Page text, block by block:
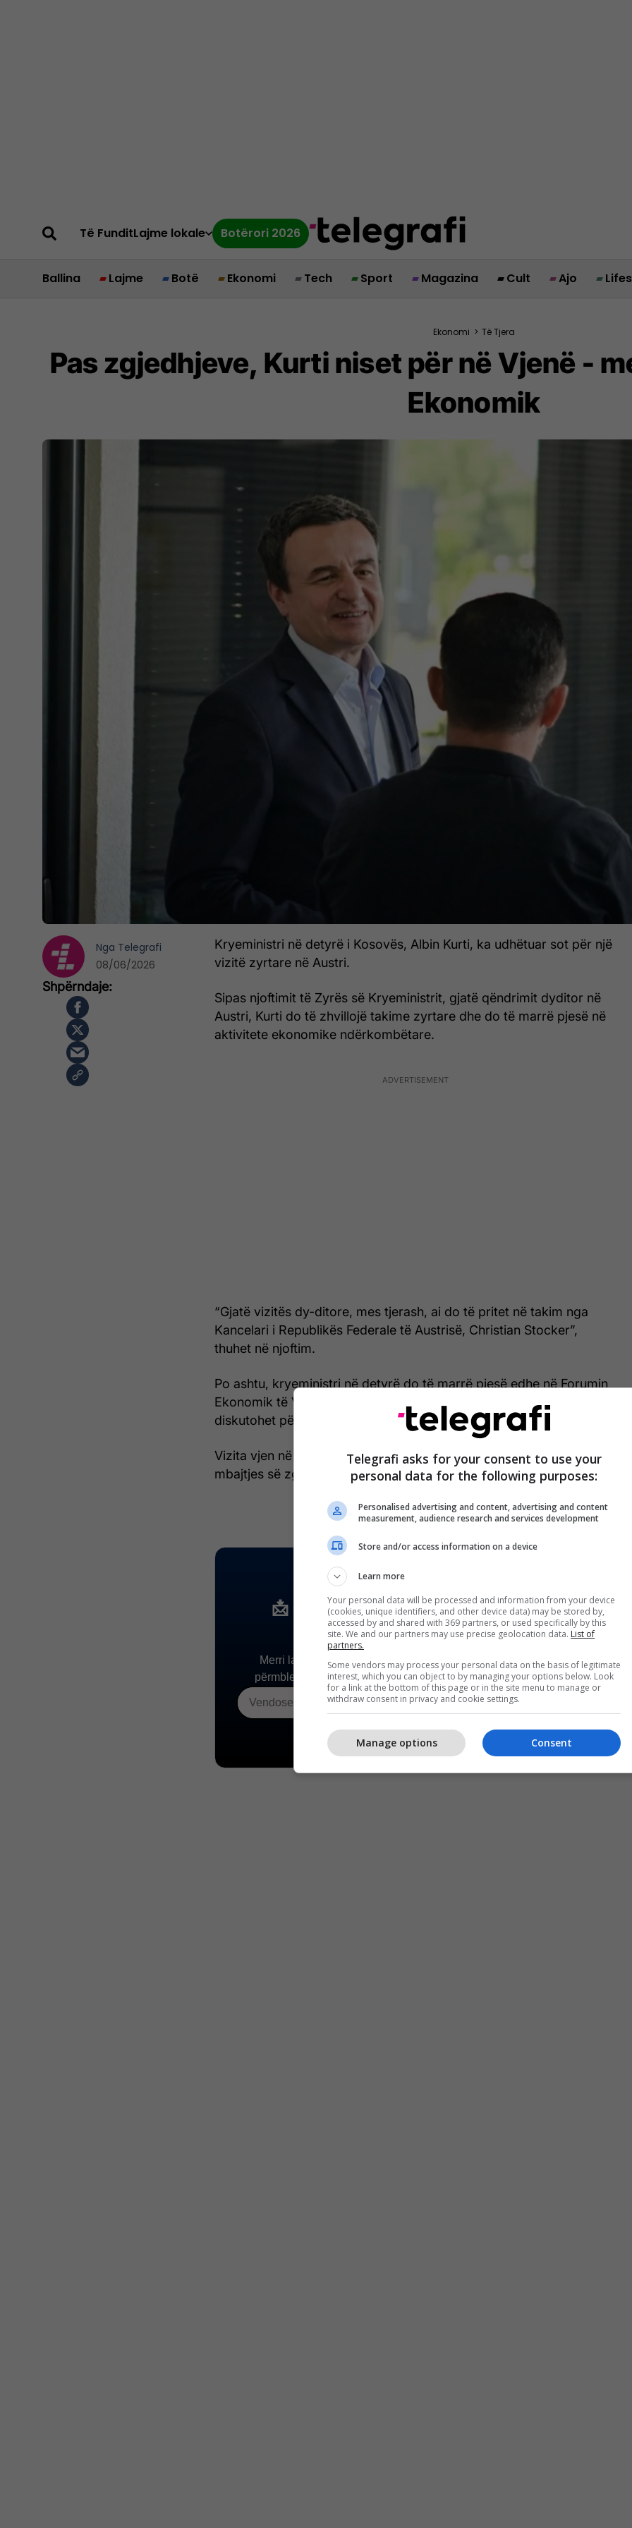
Të FunditLajme lokale Botërori 2026
Ballina Lajme Botë Ekonomi Tech Sport Magazina Cult Ajo
Ekonomi > Të Tjera
Pas zgjedhjeve, Kurti niset për në Vjenë -
Ekonomik
Kryeministri në detyrë i Kosovës, Albin Kurti, ka udhëtuar sot për një
vizitë zyrtare në Austri.
Sipas njoftimit të Zyrës së Kryeministrit, gjatë qëndrimit dyditor në
Austri, Kurti do të zhvillojë takime zyrtare dhe do të marrë pjesë në
aktivitete ekonomike ndërkombëtare.
“Gjatë vizitës dy-ditore, mes tjerash, ai do të pritet në takim nga
Kancelari i Republikës Federale të Austrisë, Christian Stocker”,
thuhet në njoftim.
Po ashtu, kryeministri në detyrë do të marrë pjesë edhe në Forumin
Ekonomik të Vjenës (Vienna Economic Forum), ku pritet të
diskutohet për bashkëpunimin ekonomik dhe zhvillimet rajonale.
Vizita vjen në një periudhë të rëndësishme politike për Kosovën, pas
mbajtjes së zgjedhjeve parlamentare të 7 qershorit. /Telegrafi/
Nga Telegrafi
08/06/2026
Telegrafi asks for your consent to use your
personal data for the following purposes:
Personalised advertising and content, advertising and content
measurement, audience research and services development
Store and/or access information on a device
Learn more
Your personal data will be processed and information from your device
(cookies, unique identifiers, and other device data) may be stored by,
accessed by and shared with 369 partners, or used specifically by this
site. We and our partners may use precise geolocation data. List of
partners.
Some vendors may process your personal data on the basis of legitimate
interest, which you can object to by managing your options below. Look
for a link at the bottom of this page or in the site menu to manage or
withdraw consent in privacy and cookie settings.
Consent
Manage options